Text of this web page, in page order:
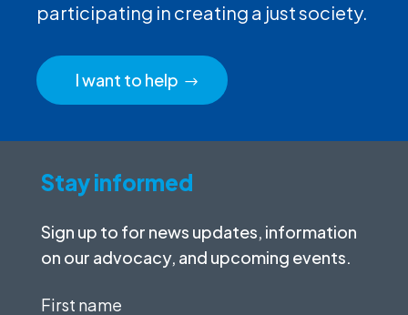
participating in creating a just society.
I want to help
Stay informed
Sign up to for news updates, information
on our advocacy, and upcoming events.
First